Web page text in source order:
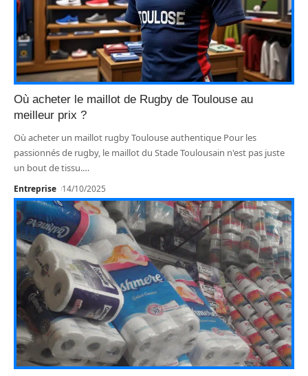
Où acheter le maillot de Rugby de Toulouse au
meilleur prix ?
Où acheter un maillot rugby Toulouse authentique Pour les
passionnés de rugby, le maillot du Stade Toulousain n'est pas juste
un bout de tissu.…
Entreprise 14/10/2025